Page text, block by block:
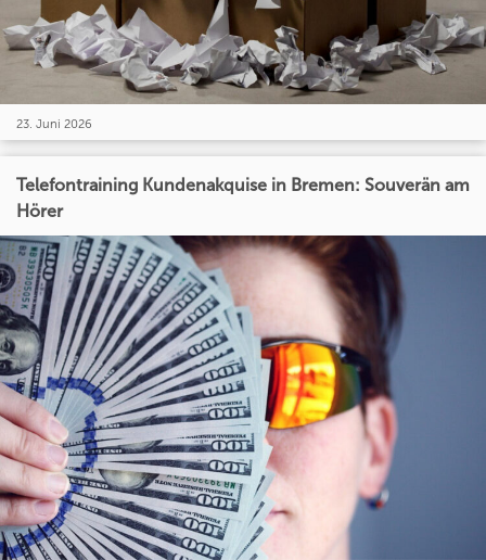
23. Juni 2026
Telefontraining Kundenakquise in Bremen: Souverän am
Hörer